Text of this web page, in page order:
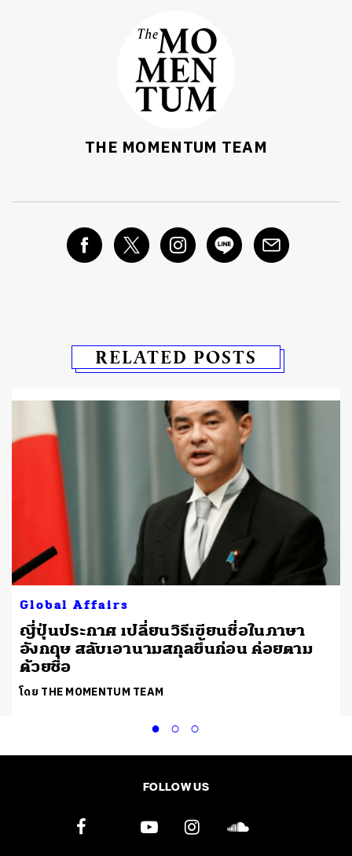
THE MOMENTUM TEAM
RELATED POSTS
Global Affairs
ญี่ปุ่นประกาศ เปลี่ยนวิธีเขียนชื่อในภาษา
อังกฤษ สลับเอานามสกุลขึ้นก่อน ค่อยตาม
ด้วยชื่อ
โดย THE MOMENTUM TEAM
FOLLOW US